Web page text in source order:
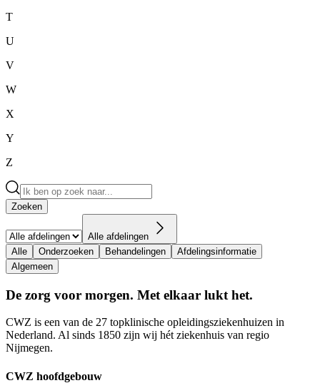
T
U
V
W
X
Y
Z
Zoeken
Alle afdelingen
Alle
Onderzoeken Behandelingen
Afdelingsinformatie
Algemeen
De zorg voor morgen. Met elkaar lukt het.
CWZ is een van de 27 topklinische opleidingsziekenhuizen in
Nederland. Al sinds 1850 zijn wij hét ziekenhuis van regio
Nijmegen.
CWZ hoofdgebouw